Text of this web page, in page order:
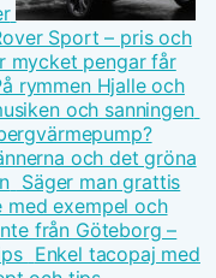
Sport – pris och
mycket pengar får
rymmen Hjalle och
och sanningen
och det gröna
Säger man grattis
med exempel och
från Göteborg –
Enkel tacopaj med